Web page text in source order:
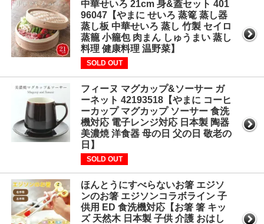
中華せいろ 21cm 身&蓋セット 401
96047【やまに せいろ 蒸篭 蒸し器
蒸し板 中華せいろ 蒸し 竹製 セイロ
蒸籠 小籠包 肉まん しゅうまい 蒸し
料理 健康料理 温野菜】
SOLD OUT
フィーヌ マグカップ&ソーサー ガ
ーネット 42193518【やまに コーヒ
ーカップ マグカップ ソーサー 食洗
機対応 電子レンジ対応 日本製 陶器
美濃焼 洋食器 母の日 父の日 敬老の
日】
SOLD OUT
ほんとうにすべらないお箸 エジソ
ンのお箸 エジソンコラボライン 子
供用 ED 食洗機対応【お箸 箸 キッ
ズ 天然木 日本製 子供 介護 おはし